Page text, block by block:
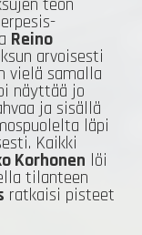
teon
Reino
arvoisesti
vielä samalla
näyttää jo
ja sisällä
läpi
Kaikki
Korhonen löi
tilanteen
ratkaisi pisteet